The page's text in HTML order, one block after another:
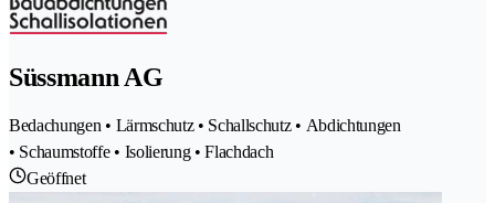
Süssmann AG
Bedachungen • Lärmschutz • Schallschutz • Abdichtungen
• Schaumstoffe • Isolierung • Flachdach
Geöffnet